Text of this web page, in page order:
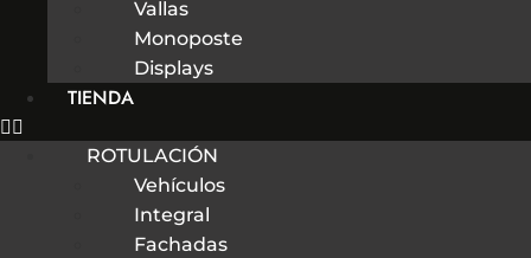
Vallas
Monoposte
Displays
TIENDA
ROTULACIÓN
Vehículos
Integral
Fachadas